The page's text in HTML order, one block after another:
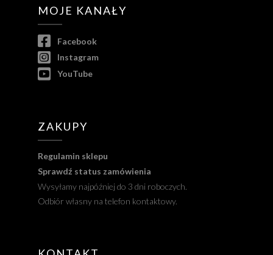
MOJE KANAŁY
Facebook
Instagram
YouTube
ZAKUPY
Regulamin sklepu
Sprawdź status zamówienia
Wysyłamy najpóźniej do 3 dni roboczych.
Odbiór własny na telefon kontaktowy.